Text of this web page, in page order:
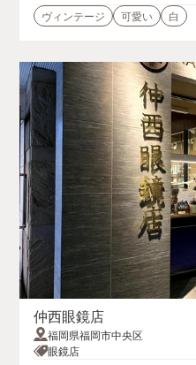
ヴィンテージ
可愛い 白
仲西眼鏡店
福岡県福岡市中央区
眼鏡店